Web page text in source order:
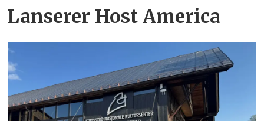
Lanserer Host America